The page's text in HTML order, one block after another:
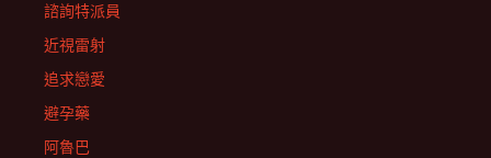
諮詢特派員
近視雷射
追求戀愛
避孕藥
阿魯巴